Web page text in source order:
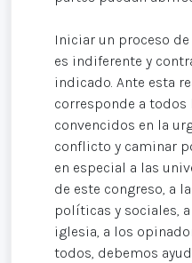
Iniciar un proceso
es indiferente y
indicado. Ante esta
corresponde a
convencidos en la
conflicto y caminar
en especial a las
de este congreso, a
políticas y sociales,
iglesia, a los
todos, debemos